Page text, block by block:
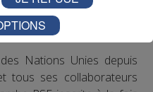
durable et certifié GOLD
de référence mondiale
Nations Unies depuis
tous ses collaborateurs